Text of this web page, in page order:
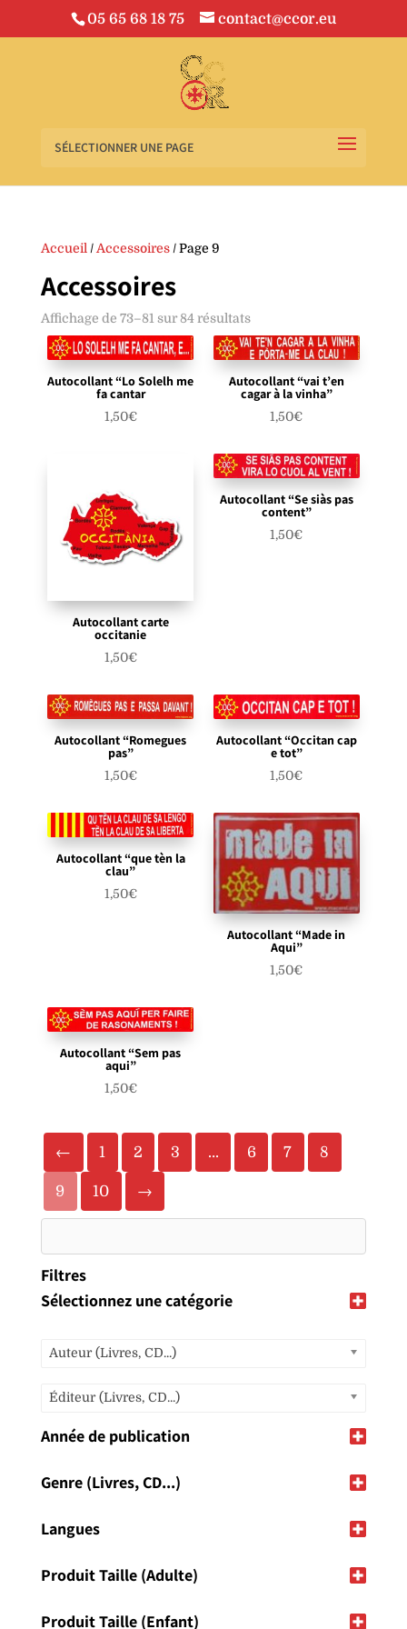
05 65 68 18 75 contact@ccor.eu
SÉLECTIONNER UNE PAGE
Accueil / Accessoires/ Page 9
Accessoires
Affichage de 73–81 sur 84 résultats
Autocollant “Lo Solelh me
fa cantar
1,50€
Autocollant “vai t’en
cagar à la vinha”
1,50€
Autocollant carte
occitanie
1,50€
Autocollant “Se siàs pas
content”
1,50€
Autocollant “Romegues
pas”
1,50€
Autocollant “Occitan cap
e tot”
1,50€
Autocollant “que tèn la
clau”
1,50€
Autocollant “Made in
Aqui”
1,50€
Autocollant “Sem pas
aqui”
1,50€
← 1 2 3 … 6 7 8
9 10 →
Filtres
Sélectionnez une catégorie
Auteur (Livres, CD...)
Éditeur (Livres, CD...)
Année de publication
Genre (Livres, CD...)
Langues
Produit Taille (Adulte)
Produit Taille (Enfant)